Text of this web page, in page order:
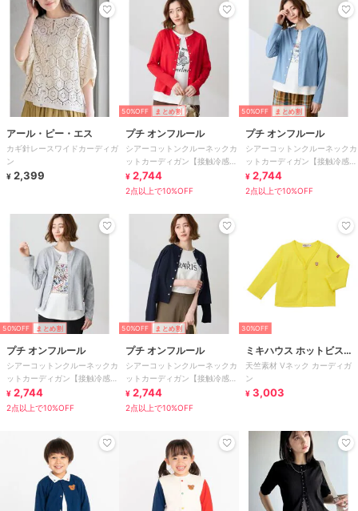
アール・ピー・エス
カギ針レースワイドカーディガ
ン
¥ 2,399
50%OFF まとめ割
プチ オンフルール
シアーコットンクルーネックカ
ットカーディガン【接触冷感・
UVカット】
¥ 2,744
2点以上で10%OFF
50%OFF まとめ割
プチ オンフルール
シアーコットンクルーネックカ
ットカーディガン【接触冷感・
UVカット】
¥ 2,744
2点以上で10%OFF
50%OFF まとめ割
プチ オンフルール
シアーコットンクルーネックカ
ットカーディガン【接触冷感・
UVカット】
¥ 2,744
2点以上で10%OFF
50%OFF まとめ割
プチ オンフルール
シアーコットンクルーネックカ
ットカーディガン【接触冷感・
UVカット】
¥ 2,744
2点以上で10%OFF
30%OFF
ミキハウス ホットビスケ
ッツ
天竺素材 Vネック カーディガ
ン
¥ 3,003